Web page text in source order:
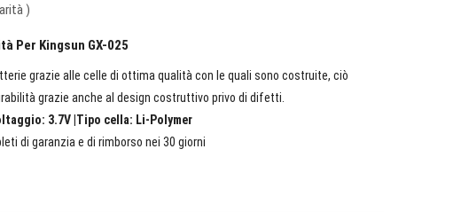
)
Per Kingsun GX-025
grazie alle celle di ottima qualità con le quali sono costruite, ciò
grazie anche al design costruttivo privo di difetti.
3.7V |Tipo cella: Li-Polymer
di garanzia e di rimborso nei 30 giorni